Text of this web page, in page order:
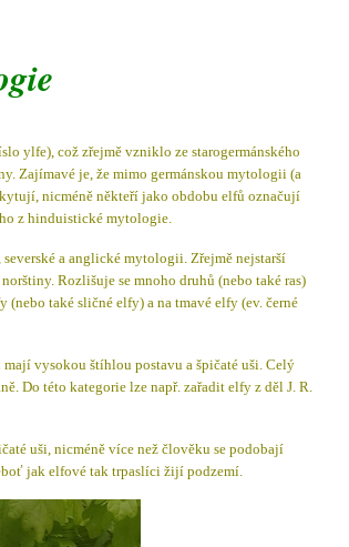
ylfe), což zřejmě vzniklo ze starogermánského
Zajímavé je, že mimo germánskou mytologii (a
nicméně někteří jako obdobu elfů označují
z hinduistické mytologie.
severské a anglické mytologii. Zřejmě nejstarší
Rozlišuje se mnoho druhů (nebo také ras)
také sličné elfy) a na tmavé elfy (ev. černé
vysokou štíhlou postavu a špičaté uši. Celý
Do této kategorie lze např. zařadit elfy z děl J. R.
uši, nicméně více než člověku se podobají
jak elfové tak trpaslíci žijí podzemí.